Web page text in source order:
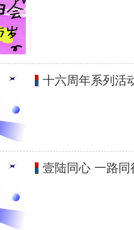
十六周年系列活
壹陆同心 一路同